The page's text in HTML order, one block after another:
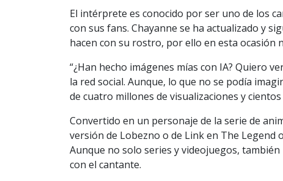
El intérprete es conocido por ser uno de los
con sus fans. Chayanne se ha actualizado y
hacen con su rostro, por ello en esta ocasión
“¿Han hecho imágenes mías con IA? Quiero
la red social. Aunque, lo que no se podía
de cuatro millones de visualizaciones y
Convertido en un personaje de la serie de
versión de Lobezno o de Link en The Legend
Aunque no solo series y videojuegos,
con el cantante.